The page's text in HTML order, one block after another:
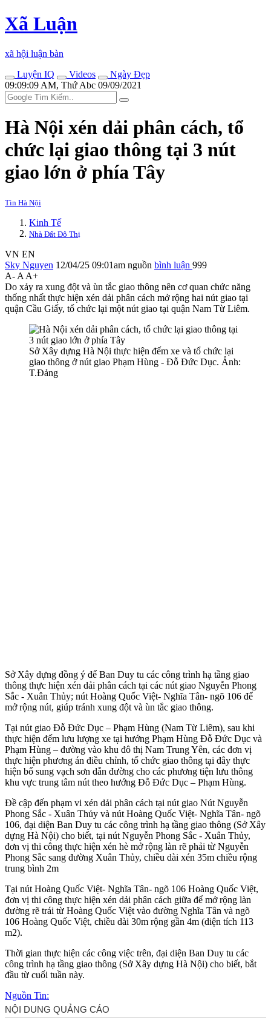
Xã Luận
xã hội luận bàn
Luyện IQ
Videos
Ngày Đẹp
09:09:09 AM, Thứ Abc 09/09/2021
Hà Nội xén dải phân cách, tổ
chức lại giao thông tại 3 nút
giao lớn ở phía Tây
Tin Hà Nội
Kinh Tế
Nhà Đất Đô Thị
VN EN
Sky Nguyen 12/04/25 09:01am nguồn bình luận 999
A- A A+
Do xảy ra xung đột và ùn tắc giao thông nên cơ quan chức năng
thống nhất thực hiện xén dải phân cách mở rộng hai nút giao tại
quận Cầu Giấy, tổ chức lại một nút giao tại quận Nam Từ Liêm.
Sở Xây dựng Hà Nội thực hiện đếm xe và tổ chức lại
giao thông ở nút giao Phạm Hùng - Đỗ Đức Dục. Ảnh:
T.Đảng
Sở Xây dựng đồng ý để Ban Duy tu các công trình hạ tầng giao
thông thực hiện xén dải phân cách tại các nút giao Nguyễn Phong
Sắc - Xuân Thủy; nút Hoàng Quốc Việt- Nghĩa Tân- ngõ 106 để
mở rộng nút, giúp tránh xung đột và ùn tắc giao thông.
Tại nút giao Đỗ Đức Dục – Phạm Hùng (Nam Từ Liêm), sau khi
thực hiện đếm lưu lượng xe tại hướng Phạm Hùng Đỗ Đức Dục và
Phạm Hùng – đường vào khu đô thị Nam Trung Yên, các đơn vị
thực hiện phương án điều chỉnh, tổ chức giao thông tại đây thực
hiện bổ sung vạch sơn dẫn đường cho các phương tiện lưu thông
khu vực trung tâm nút theo hướng Đỗ Đức Dục – Phạm Hùng.
Đề cập đến phạm vi xén dải phân cách tại nút giao Nút Nguyễn
Phong Sắc - Xuân Thủy và nút Hoàng Quốc Việt- Nghĩa Tân- ngõ
106, đại diện Ban Duy tu các công trình hạ tầng giao thông (Sở Xây
dựng Hà Nội) cho biết, tại nút Nguyễn Phong Sắc - Xuân Thủy,
đơn vị thi công thực hiện xén hè mở rộng làn rẽ phải từ Nguyễn
Phong Sắc sang đường Xuân Thủy, chiều dài xén 35m chiều rộng
trung bình 2m
Tại nút Hoàng Quốc Việt- Nghĩa Tân- ngõ 106 Hoàng Quốc Việt,
đơn vị thi công thực hiện xén dải phân cách giữa để mở rộng làn
đường rẽ trái từ Hoàng Quốc Việt vào đường Nghĩa Tân và ngõ
106 Hoàng Quốc Việt, chiều dài 30m rộng gần 4m (diện tích 113
m2).
Thời gian thực hiện các công việc trên, đại diện Ban Duy tu các
công trình hạ tầng giao thông (Sở Xây dựng Hà Nội) cho biết, bắt
đầu từ cuối tuần này.
Nguồn Tin: